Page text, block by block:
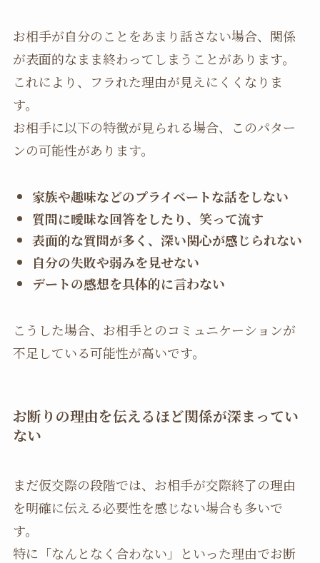
お相手が自分のことをあまり話さない場合、関係
が表面的なまま終わってしまうことがあります。
これにより、フラれた理由が見えにくくなりま
す。
お相手に以下の特徴が見られる場合、このパター
ンの可能性があります。
家族や趣味などのプライベートな話をしない
質問に曖昧な回答をしたり、笑って流す
表面的な質問が多く、深い関心が感じられない
自分の失敗や弱みを見せない
デートの感想を具体的に言わない
こうした場合、お相手とのコミュニケーションが
不足している可能性が高いです。
お断りの理由を伝えるほど関係が深まってい
ない
まだ仮交際の段階では、お相手が交際終了の理由
を明確に伝える必要性を感じない場合も多いで
す。
特に「なんとなく合わない」といった理由でお断